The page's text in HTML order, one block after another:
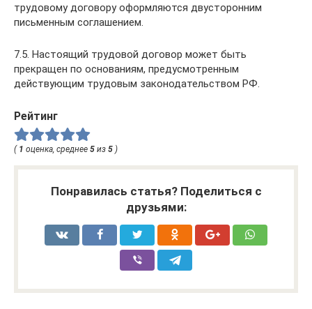
трудовому договору оформляются двусторонним
письменным соглашением.
7.5. Настоящий трудовой договор может быть
прекращен по основаниям, предусмотренным
действующим трудовым законодательством РФ.
Рейтинг
( 1 оценка, среднее 5 из 5 )
Понравилась статья? Поделиться с
друзьями: